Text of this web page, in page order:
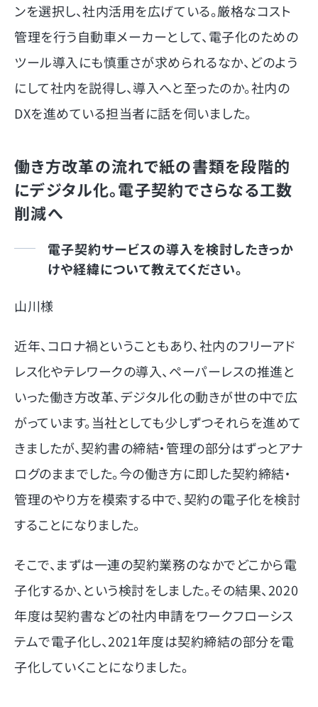
ンを選択し、社内活用を広げている。厳格なコスト
管理を行う自動車メーカーとして、電子化のための
ツール導入にも慎重さが求められるなか、どのよう
にして社内を説得し、導入へと至ったのか。社内の
DXを進めている担当者に話を伺いました。
働き方改革の流れで紙の書類を段階的
にデジタル化。電子契約でさらなる工数
削減へ
電子契約サービスの導入を検討したきっか
けや経緯について教えてください。
山川様
近年、コロナ禍ということもあり、社内のフリーアド
レス化やテレワークの導入、ペーパーレスの推進と
いった働き方改革、デジタル化の動きが世の中で広
がっています。当社としても少しずつそれらを進めて
きましたが、契約書の締結・管理の部分はずっとアナ
ログのままでした。今の働き方に即した契約締結・
管理のやり方を模索する中で、契約の電子化を検討
することになりました。
そこで、まずは一連の契約業務のなかでどこから電
子化するか、という検討をしました。その結果、2020
年度は契約書などの社内申請をワークフローシス
テムで電子化し、2021年度は契約締結の部分を電
子化していくことになりました。